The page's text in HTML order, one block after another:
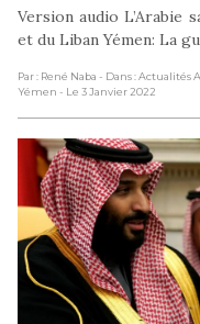
Version audio L’Arabie
et du Liban Yémen: La
Par : René Naba - Dans : Actualités
Yémen - Le 3 Janvier 2022